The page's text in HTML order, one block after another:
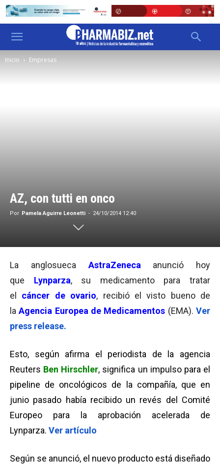
Inicio Empresas
AZ, con tutti en onco
Por Pamela Aguirre Leonetti - 24/10/2014 12:40
La anglosueca AstraZeneca anunció hoy
que Lynparza, su medicamento para tratar
el cáncer de ovario, recibió el visto bueno de
laAgencia Europea de Medicamentos (EMA).Ver
press release.
Esto, según afirma el periodista de la agencia
Reuters Ben Hirschler, significa un impulso para el
pipeline de oncológicos de la compañía, que en
junio pasado había recibido un revés del Comité
Europeo para la aprobación acelerada de
Lynparza. Ver artículo
Según se anunció, el nuevo producto está diseñado